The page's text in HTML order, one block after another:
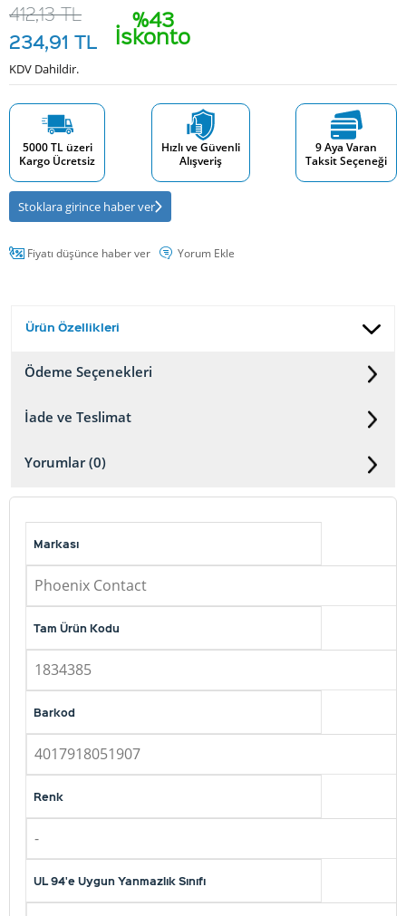
%43
İskonto
412,13TL
234,91 TL
KDV Dahildir.
5000 TL üzeri
Kargo Ücretsiz
Hızlı ve Güvenli
Alışveriş
9 Aya Varan
Taksit Seçeneği
Stoklara girince haber ver
Fiyatı düşünce haber ver Yorum Ekle
Ürün Özellikleri
Ödeme Seçenekleri
İade ve Teslimat
Yorumlar (0)
Markası
Phoenix Contact
Tam Ürün Kodu
1834385
Barkod
4017918051907
Renk
-
UL 94'e Uygun Yanmazlık Sınıfı